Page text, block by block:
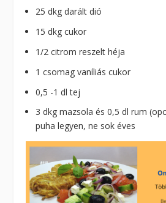
25 dkg darált dió
15 dkg cukor
1/2 citrom reszelt héja
1 csomag vaníliás cukor
0,5 -1 dl tej
3 dkg mazsola és 0,5 dl rum
puha legyen, ne sok éves